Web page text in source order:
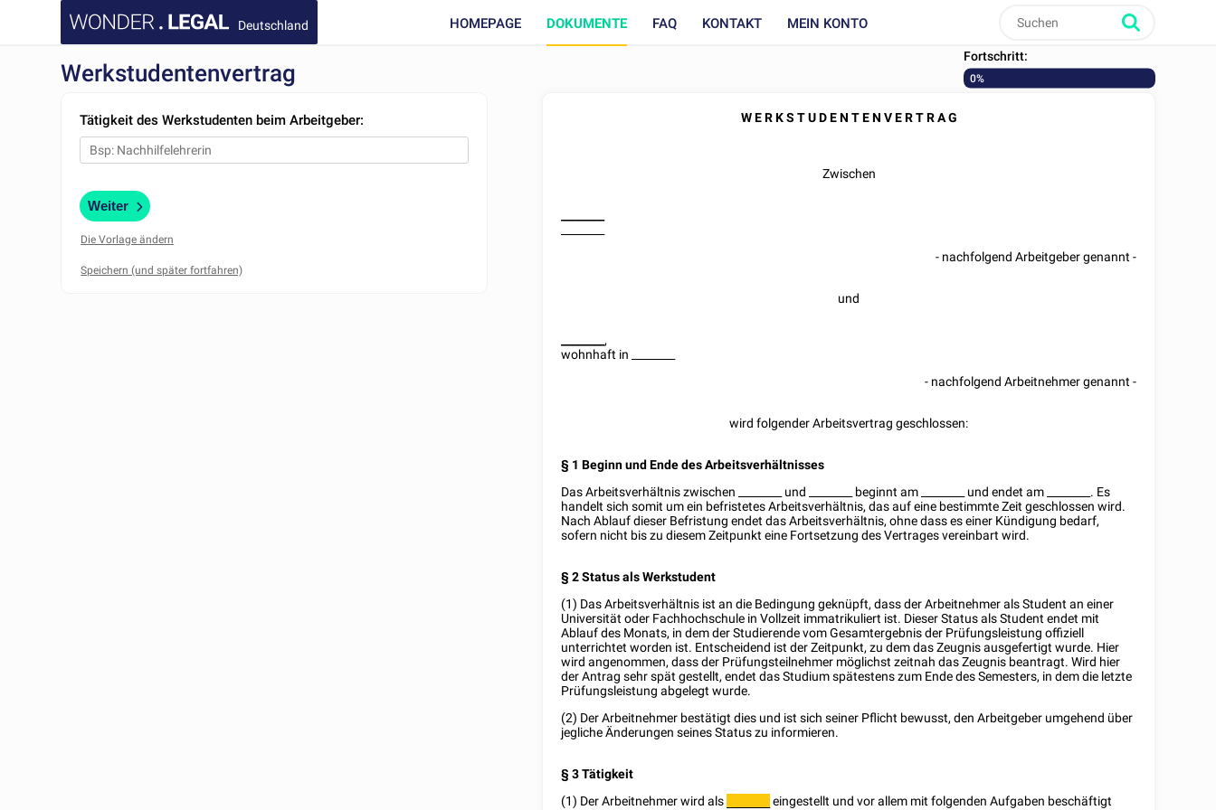
Deutschland HOMEPAGE DOKUMENTE FAQ KONTAKT MEIN KONTO
Werkstudentenvertrag
Fortschritt:
0%
Tätigkeit des Werkstudenten beim Arbeitgeber:
Weiter
Die Vorlage ändern
W E R K S T U D E N T E N V E R T R A G
Zwischen
- nachfolgend Arbeitgeber genannt -
und
,
wohnhaft in
- nachfolgend Arbeitnehmer genannt -
wird folgender Arbeitsvertrag geschlossen:
§ 1 Beginn und Ende des Arbeitsverhältnisses
Das Arbeitsverhältnis zwischen
und beginnt am und endet am
. Es
handelt sich somit um ein befristetes Arbeitsverhältnis, das auf eine bestimmte Zeit geschlossen wird.
Nach Ablauf dieser Befristung endet das Arbeitsverhältnis, ohne dass es einer Kündigung bedarf,
sofern nicht bis zu diesem Zeitpunkt eine Fortsetzung des Vertrages vereinbart wird.
§ 2 Status als Werkstudent
(1) Das Arbeitsverhältnis ist an die Bedingung geknüpft, dass der Arbeitnehmer als Student an einer
Universität oder Fachhochschule in Vollzeit immatrikuliert ist. Dieser Status als Student endet mit
Ablauf des Monats, in dem der Studierende vom Gesamtergebnis der Prüfungsleistung offiziell
unterrichtet worden ist. Entscheidend ist der Zeitpunkt, zu dem das Zeugnis ausgefertigt wurde. Hier
wird angenommen, dass der Prüfungsteilnehmer möglichst zeitnah das Zeugnis beantragt. Wird hier
der Antrag sehr spät gestellt, endet das Studium spätestens zum Ende des Semesters, in dem die letzte
Prüfungsleistung abgelegt wurde.
(2) Der Arbeitnehmer bestätigt dies und ist sich seiner Pflicht bewusst, den Arbeitgeber umgehend über
jegliche Änderungen seines Status zu informieren.
§ 3 Tätigkeit
(1) Der Arbeitnehmer wird als
eingestellt und vor allem mit folgenden Aufgaben beschäftigt